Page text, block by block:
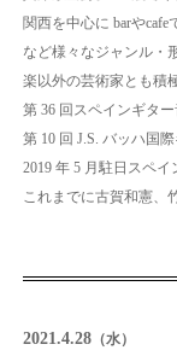
関西を中心に barや
など様々なジャンル・
楽以外の芸術家とも積
第 36 回スペインギタ
第 10 回 J.S. バッハ国
2019 年 5 月駐日スペ
これまでに古賀和憲、
2021.4.28 （水）